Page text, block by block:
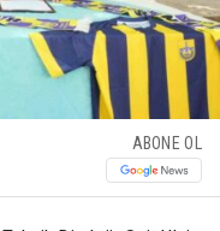
ABONE OL